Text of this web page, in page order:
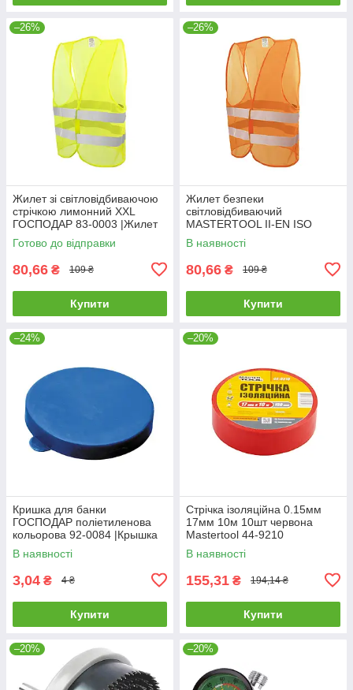
–26%
Жилет зi свiтловідбиваючою
стрiчкою лимонний XXL
ГОСПОДАР 83-0003 |Жилет
со светоотражающей лентой
лимонный XXL ГОСПОДАР
Готово до відправки
80,66 ₴ 109 ₴
Купити
–26%
Жилет безпеки
світловідбиваючий
MASTERTOOL II-EN ISO
13688 EN ISO 20471 XXL
помаранчевий 83-0004
В наявності
80,66 ₴ 109 ₴
Купити
–24%
Кришка для банки
ГОСПОДАР поліетиленова
кольорова 92-0084 |Крышка
для банки ГОСПОДАР
полиэтиленовая цветная 92-
В наявності
3,04 ₴ 4 ₴
Купити
–20%
Стрічка ізоляційна 0.15мм
17мм 10м 10шт червона
Mastertool 44-9210
В наявності
155,31 ₴ 194,14 ₴
Купити
–20% –20%